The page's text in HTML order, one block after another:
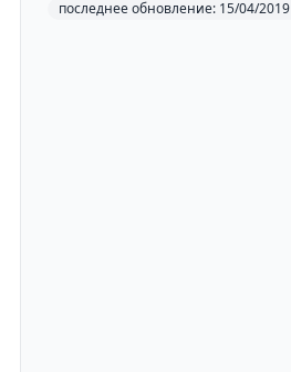
последнее обновление: 15/04/2019